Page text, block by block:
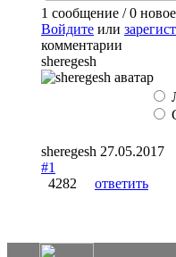
Главные
1 сообщение / 0 новое
Войдите или
комментарии
sheregesh
sheregesh 27.05.2017
#1
4282
ответить